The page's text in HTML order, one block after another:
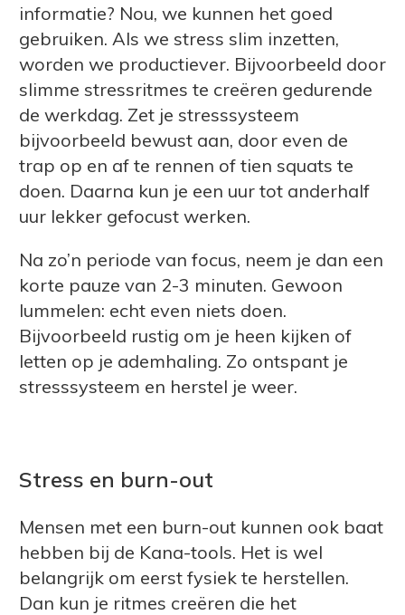
informatie? Nou, we kunnen het goed
gebruiken. Als we stress slim inzetten,
worden we productiever. Bijvoorbeeld door
slimme stressritmes te creëren gedurende
de werkdag. Zet je stresssysteem
bijvoorbeeld bewust aan, door even de
trap op en af te rennen of tien squats te
doen. Daarna kun je een uur tot anderhalf
uur lekker gefocust werken.
Na zo’n periode van focus, neem je dan een
korte pauze van 2-3 minuten. Gewoon
lummelen: echt even niets doen.
Bijvoorbeeld rustig om je heen kijken of
letten op je ademhaling. Zo ontspant je
stresssysteem en herstel je weer.
Stress en burn-out
Mensen met een burn-out kunnen ook baat
hebben bij de Kana-tools. Het is wel
belangrijk om eerst fysiek te herstellen.
Dan kun je ritmes creëren die het